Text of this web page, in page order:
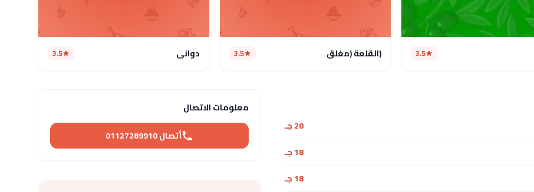
3.5 (القلعة (مغلق 3.5 دواني 3.5
20 جـ
18 جـ
18 جـ
معلومات الاتصال
أتصال 01127289910